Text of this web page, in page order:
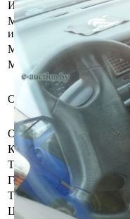
Информация о предмете
Местоположение
имущества
Марка
Citroen
Модель
Xantia
Описание
Доступ
Объем двигателя
1.6 л
Коробка передач
Тип кузова
Хетчбэк
Год выпуска
1997
Тип двигателя
Цвет
Темно-